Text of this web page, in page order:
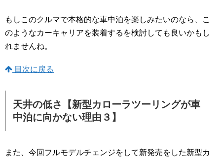
もしこのクルマで本格的な車中泊を楽しみたいのなら、こ
のようなカーキャリアを装着するを検討しても良いかもし
れませんね。
目次に戻る
天井の低さ【新型カローラツーリングが車
中泊に向かない理由３】
また、今回フルモデルチェンジをして新発売をした新型カ